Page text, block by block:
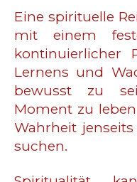
Eine spirituelle
mit einem
kontinuierlicher
Lernens und
bewusst zu
Moment zu
Wahrheit
suchen.